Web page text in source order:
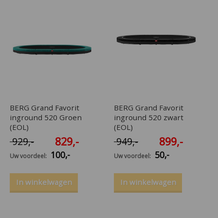
BERG Grand Favorit
inground 520 Groen
(EOL)
929,- 829,-
Uw voordeel: 100,-
In winkelwagen
BERG Grand Favorit
inground 520 zwart
(EOL)
949,- 899,-
Uw voordeel: 50,-
In winkelwagen